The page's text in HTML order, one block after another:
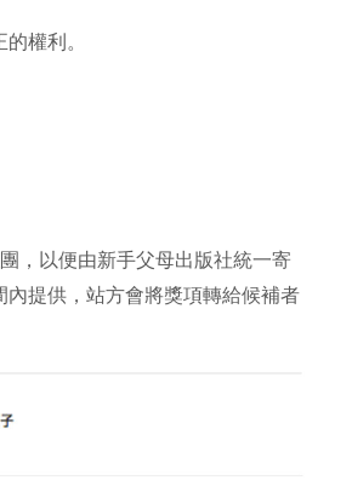
權利。
，以便由新手父母出版社統一寄
提供，站方會將獎項轉給候補者